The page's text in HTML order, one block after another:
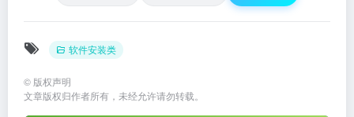
软件安装类
© 版权声明
文章版权归作者所有，未经允许请勿转载。